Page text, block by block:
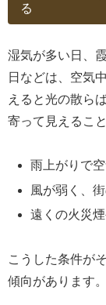
る
湿気が多い日、
日などは、空気
えると光の散ら
寄って見えるこ
雨上がりで
風が弱く、
遠くの火災
こうした条件が
傾向があります。